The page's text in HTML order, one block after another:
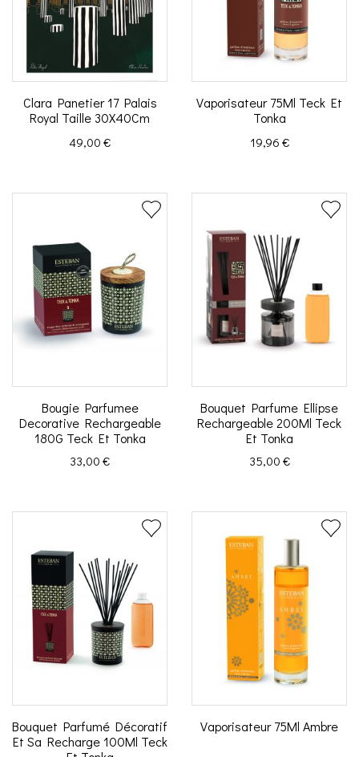
Clara Panetier 17 Palais
Royal Taille 30X40Cm
Prix
49,00 €
Vaporisateur 75Ml Teck Et
Tonka
Prix
19,96 €
Bougie Parfumee
Decorative Rechargeable
180G Teck Et Tonka
Prix
33,00 €
Bouquet Parfume Ellipse
Rechargeable 200Ml Teck
Et Tonka
Prix
35,00 €
Bouquet Parfumé Décoratif
Et Sa Recharge 100Ml Teck
Vaporisateur 75Ml Ambre